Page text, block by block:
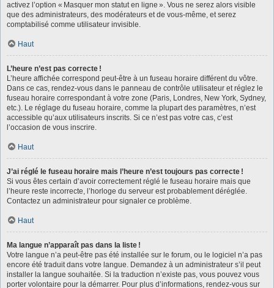
activez l’option « Masquer mon statut en ligne ». Vous ne serez alors visible
que des administrateurs, des modérateurs et de vous-même, et serez
comptabilisé comme utilisateur invisible.
Haut
L’heure n’est pas correcte !
L’heure affichée correspond peut-être à un fuseau horaire différent du vôtre.
Dans ce cas, rendez-vous dans le panneau de contrôle utilisateur et réglez le
fuseau horaire correspondant à votre zone (Paris, Londres, New York, Sydney,
etc.). Le réglage du fuseau horaire, comme la plupart des paramètres, n’est
accessible qu’aux utilisateurs inscrits. Si ce n’est pas votre cas, c’est
l’occasion de vous inscrire.
Haut
J’ai réglé le fuseau horaire mais l’heure n’est toujours pas correcte !
Si vous êtes certain d’avoir correctement réglé le fuseau horaire mais que
l’heure reste incorrecte, l’horloge du serveur est probablement déréglée.
Contactez un administrateur pour signaler ce problème.
Haut
Ma langue n’apparaît pas dans la liste !
Votre langue n’a peut-être pas été installée sur le forum, ou le logiciel n’a pas
encore été traduit dans votre langue. Demandez à un administrateur s’il peut
installer la langue souhaitée. Si la traduction n’existe pas, vous pouvez vous
porter volontaire pour la démarrer. Pour plus d’informations, rendez-vous sur